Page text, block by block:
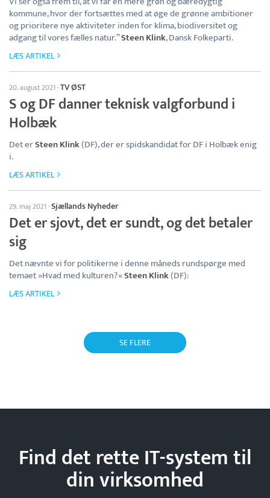
kommune, hvor der fortsættes med at øge de grønne ambitioner
og prioritere nye aktiviteter inden for klima, biodiversitet og
adgang til vores fælles natur.”Steen Klink, Dansk Folkeparti.
LÆS ARTIKEL
20. august 2021·TV ØST
S og DF danner teknisk valgforbund i
Holbæk
Det erSteen Klink(DF), der er spidskandidat for DF i Holbæk enig
i.
LÆS ARTIKEL
29. maj 2021·Sjællands Nyheder
Det er sjovt, det er sundt, og det betaler
sig
Det nævnte vi for politikerne i denne måneds rundspørge med
temaet »Hvad med kulturen?«Steen Klink(DF):
LÆS ARTIKEL
SE FLERE
Find det rette IT-system til
dinvirksomhed